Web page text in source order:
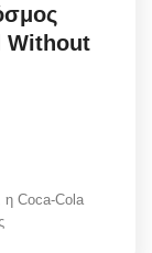
Without
η Coca-Cola